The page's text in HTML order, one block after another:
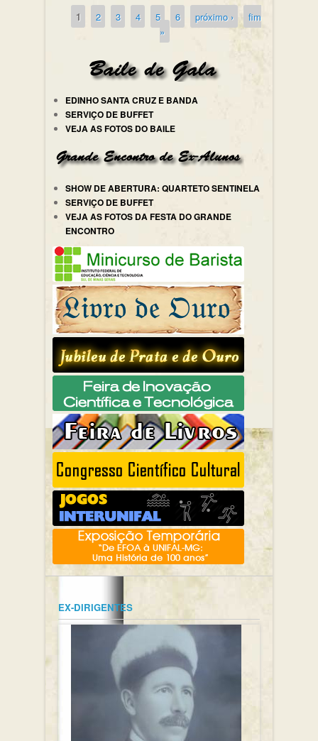
Páginas
1 2 3 4 5 6 próximo ›
fim
»
EDINHO SANTA CRUZ E BANDA
SERVIÇO DE BUFFET
VEJA AS FOTOS DO BAILE
SHOW DE ABERTURA: QUARTETO SENTINELA
SERVIÇO DE BUFFET
VEJA AS FOTOS DA FESTA DO GRANDE
ENCONTRO
EX-DIRIGENTES